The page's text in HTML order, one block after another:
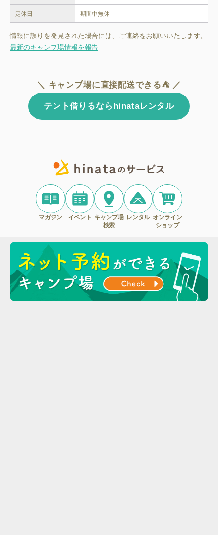
定休日 期間中無休
情報に誤りを発見された場合には、ご連絡をお願いいたします。
最新のキャンプ場情報を報告
＼ キャンプ場に直接配送できる⛺ ／
テント借りるならhinataレンタル
マガジン イベント
キャンプ場
検索
レンタル オンライン
ショップ